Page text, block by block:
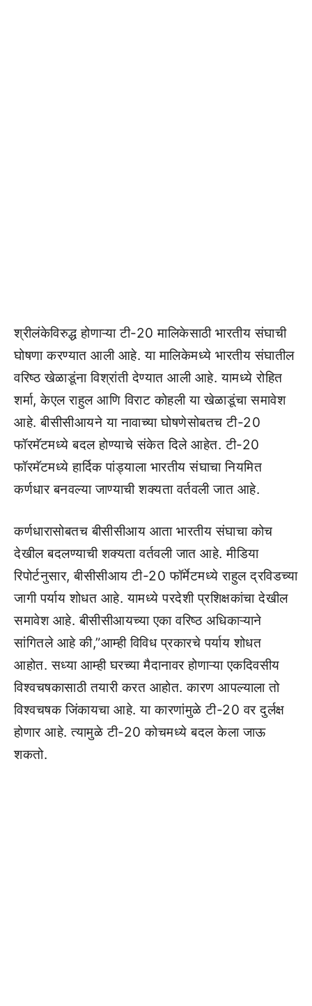
श्रीलंकेविरुद्ध होणाऱ्या टी-20 मालिकेसाठी भारतीय संघाची
घोषणा करण्यात आली आहे. या मालिकेमध्ये भारतीय संघातील
वरिष्ठ खेळाडूंना विश्रांती देण्यात आली आहे. यामध्ये रोहित
शर्मा, केएल राहुल आणि विराट कोहली या खेळाडूंचा समावेश
आहे. बीसीसीआयने या नावाच्या घोषणेसोबतच टी-20
फॉरमॅटमध्ये बदल होण्याचे संकेत दिले आहेत. टी-20
फॉरमॅटमध्ये हार्दिक पांड्याला भारतीय संघाचा नियमित
कर्णधार बनवल्या जाण्याची शक्यता वर्तवली जात आहे.
कर्णधारासोबतच बीसीसीआय आता भारतीय संघाचा कोच
देखील बदलण्याची शक्यता वर्तवली जात आहे. मीडिया
रिपोर्टनुसार, बीसीसीआय टी-20 फॉर्मेटमध्ये राहुल द्रविडच्या
जागी पर्याय शोधत आहे. यामध्ये परदेशी प्रशिक्षकांचा देखील
समावेश आहे. बीसीसीआयच्या एका वरिष्ठ अधिकाऱ्याने
सांगितले आहे की,”आम्ही विविध प्रकारचे पर्याय शोधत
आहोत. सध्या आम्ही घरच्या मैदानावर होणाऱ्या एकदिवसीय
विश्वचषकासाठी तयारी करत आहोत. कारण आपल्याला तो
विश्वचषक जिंकायचा आहे. या कारणांमुळे टी-20 वर दुर्लक्ष
होणार आहे. त्यामुळे टी-20 कोचमध्ये बदल केला जाऊ
शकतो.